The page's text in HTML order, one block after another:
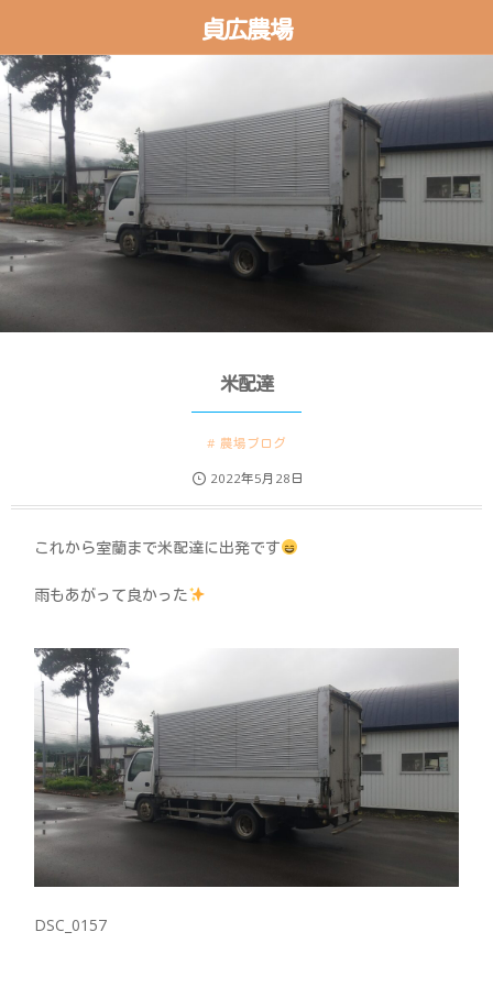
貞広農場
米配達
農場ブログ
2022年5月28日
これから室蘭まで米配達に出発です
雨もあがって良かった
DSC_0157